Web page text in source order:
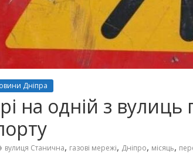
Дніпра
на одній з
вулиця Станична, газові мережі, Дніпро, місяць,